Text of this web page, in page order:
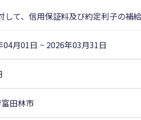
て、信用保証料及び約定利子の補
04月01日 ~ 2026年03月31日
田林市